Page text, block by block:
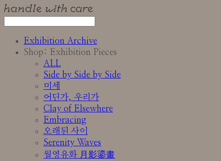
Exhibition Archive
Shop: Exhibition Pieces
ALL
Side by Side by Side
미세
어딘가, 우리가
Clay of Elsewhere
Embracing
오래된 사이
Serenity Waves
월영유화 月影鎏畫